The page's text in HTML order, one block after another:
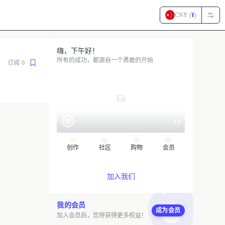
CNY (¥)
订阅 0
嗨，下午好！
所有的成功，都源自一个勇敢的开始
创作 社区 购物 会员
加入我们
我的会员
加入会员后，您将获得更多权益！
成为会员